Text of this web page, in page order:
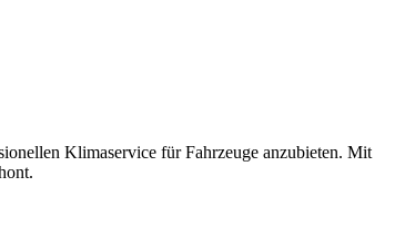
Klimaservice für Fahrzeuge anzubieten. Mit